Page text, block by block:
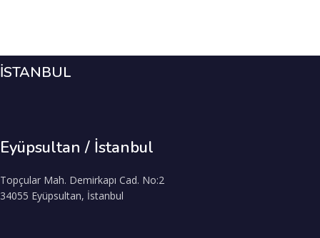
İSTANBUL
Eyüpsultan / İstanbul
Topçular Mah. Demirkapı Cad. No:2
34055 Eyüpsultan, İstanbul